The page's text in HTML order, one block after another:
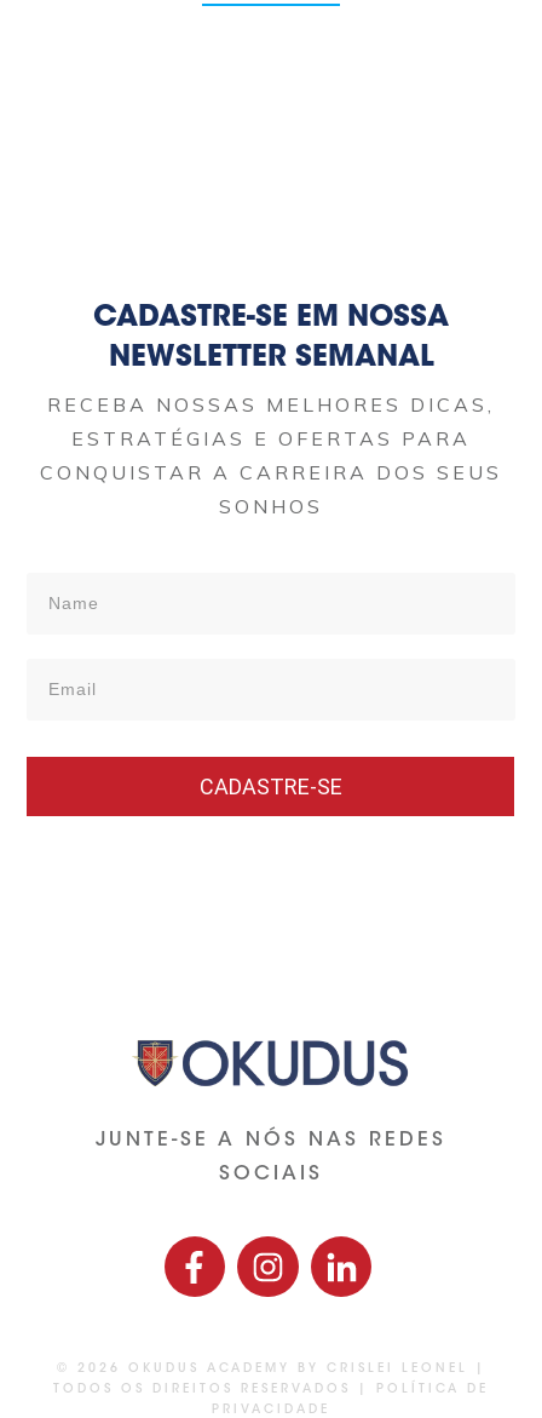
CADASTRE-SE EM NOSSA
NEWSLETTER SEMANAL
RECEBA NOSSAS MELHORES DICAS,
ESTRATÉGIAS E OFERTAS PARA
CONQUISTAR A CARREIRA DOS SEUS
SONHOS
CADASTRE-SE
JUNTE-SE A NÓS NAS REDES
SOCIAIS
© 2026 OKUDUS ACADEMY BY CRISLEI LEONEL
TODOS OS DIREITOS RESERVADOS | POLÍTICA DE
PRIVACIDADE